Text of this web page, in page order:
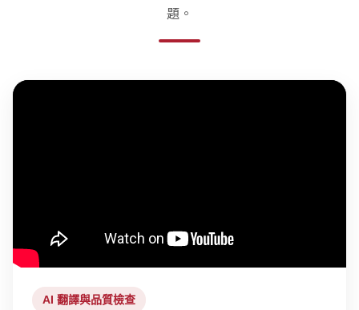
題。
AI 翻譯與品質檢查